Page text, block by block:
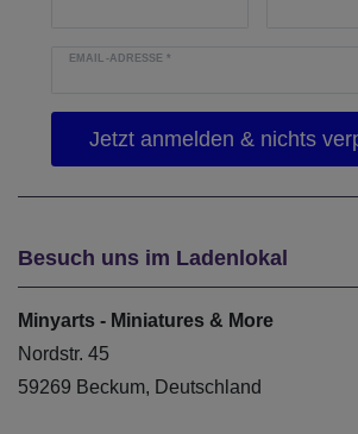
EMAIL-ADRESSE*
Besuch uns im Ladenlokal
Minyarts - Miniatures & More
Nordstr. 45
59269 Beckum, Deutschland